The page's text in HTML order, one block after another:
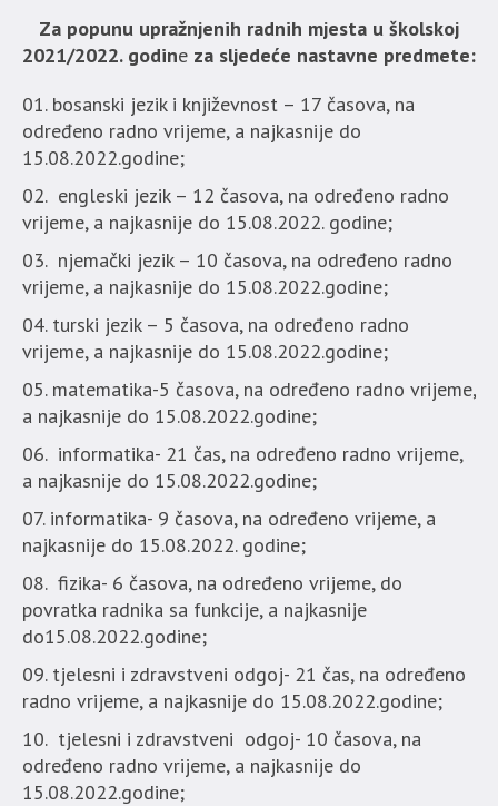
Za popunu upražnjenih radnih mjesta u školskoj
2021/2022. godine za sljedeće nastavne predmete:
bosanski jezik i književnost – 17 časova, na
određeno radno vrijeme, a najkasnije do
15.08.2022.godine;
engleski jezik – 12 časova, na određeno radno
vrijeme, a najkasnije do 15.08.2022. godine;
njemački jezik – 10 časova, na određeno radno
vrijeme, a najkasnije do 15.08.2022.godine;
turski jezik – 5 časova, na određeno radno
vrijeme, a najkasnije do 15.08.2022.godine;
matematika-5 časova, na određeno radno vrijeme,
a najkasnije do 15.08.2022.godine;
informatika- 21 čas, na određeno radno vrijeme,
a najkasnije do 15.08.2022.godine;
informatika- 9 časova, na određeno vrijeme, a
najkasnije do 15.08.2022. godine;
fizika- 6 časova, na određeno vrijeme, do
povratka radnika sa funkcije, a najkasnije
do15.08.2022.godine;
tjelesni i zdravstveni odgoj- 21 čas, na određeno
radno vrijeme, a najkasnije do 15.08.2022.godine;
tjelesni i zdravstveni odgoj- 10 časova, na
određeno radno vrijeme, a najkasnije do
15.08.2022.godine;